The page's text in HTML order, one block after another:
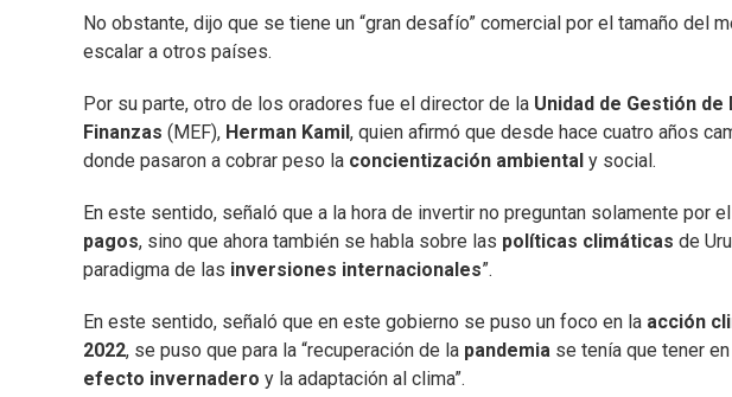
No obstante, dijo que se tiene un “gran desafío” comercial por el tamaño del
escalar a otros países.
Por su parte, otro de los oradores fue el director de la Unidad de Gestión de
Finanzas (MEF), Herman Kamil , quien afirmó que desde hace cuatro años
donde pasaron a cobrar peso la concientización ambiental y social.
En este sentido, señaló que a la hora de invertir no preguntan solamente por el
pagos, sino que ahora también se habla sobre las políticas climáticas de
paradigma de las inversiones internacionales”.
En este sentido, señaló que en este gobierno se puso un foco en la acción
2022, se puso que para la “recuperación de la pandemia se tenía que tener
efecto invernadero y la adaptación al clima”.